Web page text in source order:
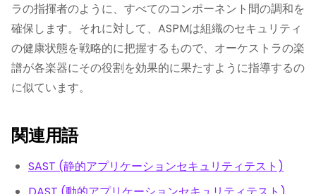
ラの指揮者のように、すべてのコンポーネント間の調和を
確保します。それに対して、ASPMは組織のセキュリティ
の健康状態を戦略的に把握するもので、オーケストラの楽
譜が各楽器にその役割を効果的に果たすように指導するの
に似ています。
関連用語
SAST (静的アプリケーションセキュリティテスト)